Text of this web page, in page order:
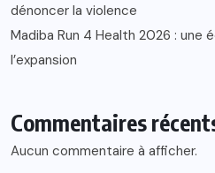
dénoncer la violence
Madiba Run 4 Health 2026 : une
l’expansion
Commentaires
Aucun commentaire à afficher.